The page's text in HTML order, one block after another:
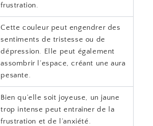
frustration.
Cette couleur peut engendrer des
sentiments de tristesse ou de
dépression. Elle peut également
assombrir l’espace, créant une aura
pesante.
Bien qu’elle soit joyeuse, un jaune
trop intense peut entraîner de la
frustration et de l’anxiété.